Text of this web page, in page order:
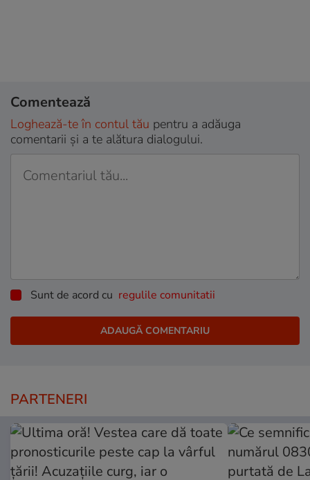
Comentează
Loghează-te în contul tău pentru a adăuga
comentarii și a te alătura dialogului.
Sunt de acord cu regulile comunitatii
PARTENERI